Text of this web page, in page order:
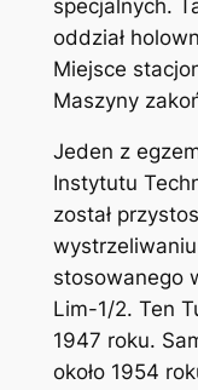
specjalnych.
oddział
Miejsce
Maszyny
Jeden z
Instytutu
został
stosowanego
Lim-1/2. Ten
1947 roku.
około 1954